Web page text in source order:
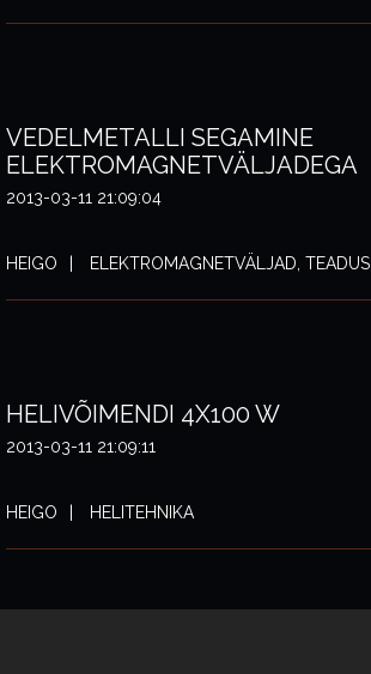
VEDELMETALLI SEGAMINE
ELEKTROMAGNETVÄLJADEGA
2013-03-11 21:09:04
HEIGO ELEKTROMAGNETVÄLJAD, TEADUS
HELIVÕIMENDI 4X100 W
2013-03-11 21:09:11
HEIGO HELITEHNIKA